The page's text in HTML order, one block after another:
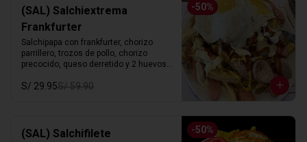
-50%
(SAL) Salchiextrema
Frankfurter
Salchipapa con frankfurter, chorizo
parrillero, trozos de pollo, chorizo
precocido, queso derretido y 2 huevos
S/ 29.95S/ 59.90
-50%
(SAL) Salchifilete